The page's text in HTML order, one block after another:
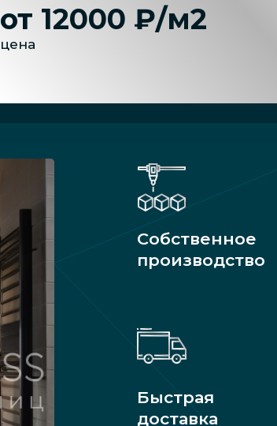
от 12000 ₽/м2
цена
Собственное
производство
Быстрая
доставка